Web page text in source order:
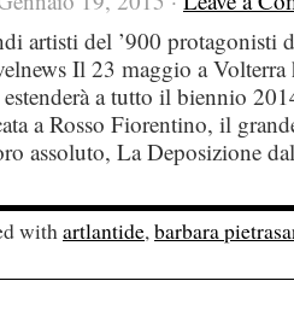
artisti del ’900 protagonisti
Il 23 maggio a
a tutto il biennio
a Rosso Fiorentino, il
assoluto, La Deposizione
withartlantide,barbara